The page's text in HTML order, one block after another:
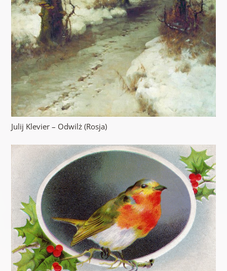
Julij Klevier – Odwilż (Rosja)